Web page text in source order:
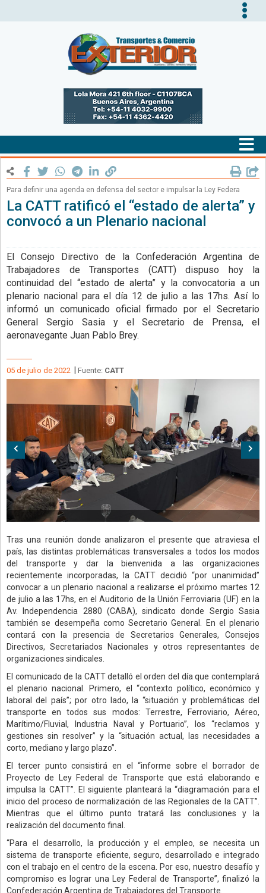
Para definir una agenda en defensa del sector e impulsar la Ley Federa
La CATT ratificó el “estado de alerta” y
convocó a un Plenario nacional
El Consejo Directivo de la Confederación Argentina de
Trabajadores de Transportes (CATT) dispuso hoy la
continuidad del “estado de alerta” y la convocatoria a un
plenario nacional para el día 12 de julio a las 17hs. Así lo
informó un comunicado oficial firmado por el Secretario
General Sergio Sasia y el Secretario de Prensa, el
aeronavegante Juan Pablo Brey.
05 de julio de 2022 Fuente: CATT
Anterior
Tras una reunión donde analizaron el presente que atraviesa el
país, las distintas problemáticas transversales a todos los modos
del transporte y dar la bienvenida a las organizaciones
recientemente incorporadas, la CATT decidió “por unanimidad”
convocar a un plenario nacional a realizarse el próximo martes 12
de julio a las 17hs, en el Auditorio de la Unión Ferroviaria (UF) en la
Av. Independencia 2880 (CABA), sindicato donde Sergio Sasia
también se desempeña como Secretario General. En el plenario
contará con la presencia de Secretarios Generales, Consejos
Directivos, Secretariados Nacionales y otros representantes de
organizaciones sindicales.
El comunicado de la CATT detalló el orden del día que contemplará
el plenario nacional. Primero, el “contexto político, económico y
laboral del país”; por otro lado, la “situación y problemáticas del
transporte en todos sus modos: Terrestre, Ferroviario, Aéreo,
Marítimo/Fluvial, Industria Naval y Portuario”, los “reclamos y
gestiones sin resolver” y la “situación actual, las necesidades a
corto, mediano y largo plazo”.
El tercer punto consistirá en el “informe sobre el borrador de
Proyecto de Ley Federal de Transporte que está elaborando e
impulsa la CATT”. El siguiente planteará la “diagramación para el
inicio del proceso de normalización de las Regionales de la CATT”.
Mientras que el último punto tratará las conclusiones y la
realización del documento final.
“Para el desarrollo, la producción y el empleo, se necesita un
sistema de transporte eficiente, seguro, desarrollado e integrado
con el trabajo en el centro de la escena. Por eso, nuestro desafío y
compromiso es lograr una Ley Federal de Transporte”, finalizó la
Confederación Argentina de Trabajadores del Transporte.